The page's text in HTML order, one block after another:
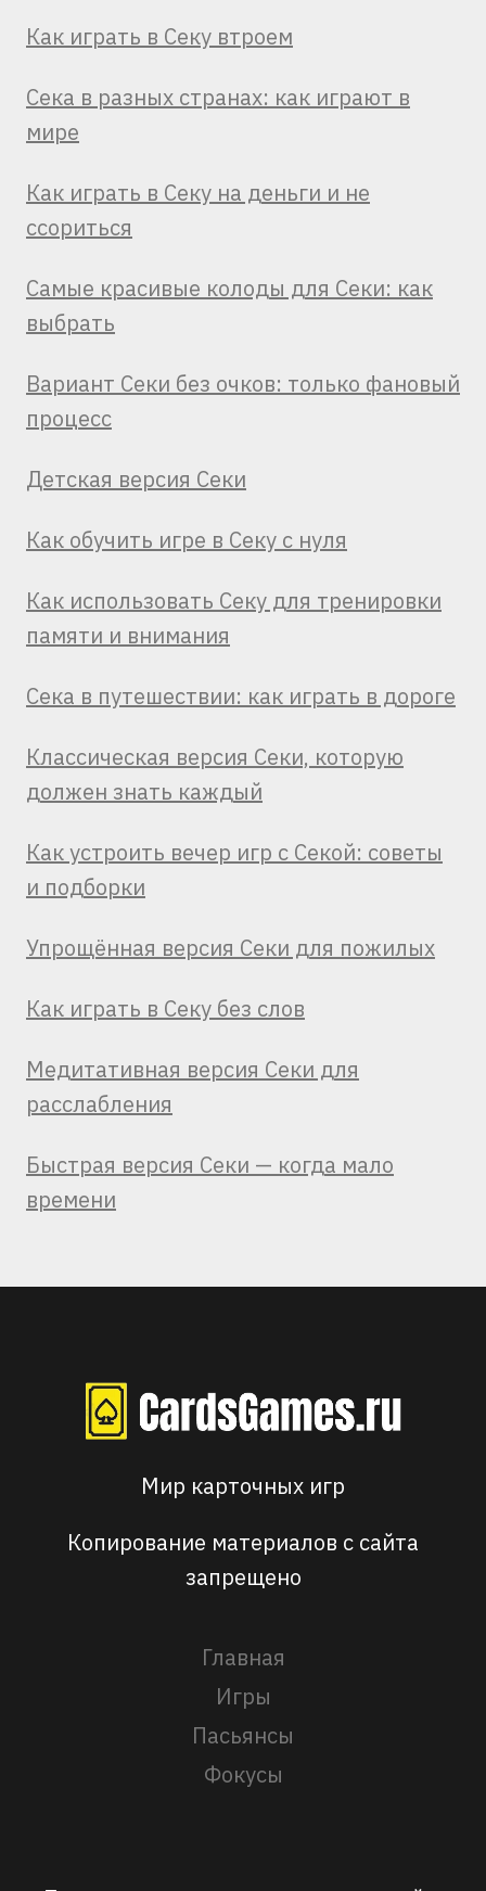
Как играть в Секу втроем
Сека в разных странах: как играют в
мире
Как играть в Секу на деньги и не
ссориться
Самые красивые колоды для Секи: как
выбрать
Вариант Секи без очков: только фановый
процесс
Детская версия Секи
Как обучить игре в Секу с нуля
Как использовать Секу для тренировки
памяти и внимания
Сека в путешествии: как играть в дороге
Классическая версия Секи, которую
должен знать каждый
Как устроить вечер игр с Секой: советы
и подборки
Упрощённая версия Секи для пожилых
Как играть в Секу без слов
Медитативная версия Секи для
расслабления
Быстрая версия Секи — когда мало
времени
Мир карточных игр
Копирование материалов с сайта
запрещено
Главная
Игры
Пасьянсы
Фокусы